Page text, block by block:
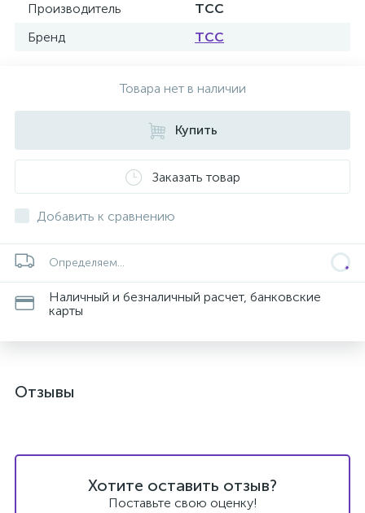
Производитель
ТСС
Бренд
ТСС
Товара нет в наличии
Купить
Заказать товар
Добавить к сравнению
Определяем...
Наличный и безналичный расчет, банковские
карты
Отзывы
Хотите оставить отзыв?
Поставьте свою оценку!